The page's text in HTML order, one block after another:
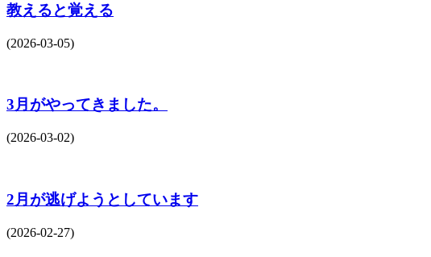
教えると覚える
(2026-03-05)
3月がやってきました。
(2026-03-02)
2月が逃げようとしています
(2026-02-27)